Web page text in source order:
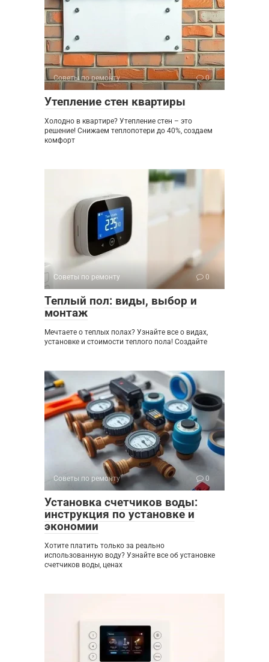
Советы по ремонту 0
Утепление стен квартиры
Холодно в квартире? Утепление стен – это
решение! Снижаем теплопотери до 40%, создаем
комфорт
Советы по ремонту 0
Теплый пол: виды, выбор и
монтаж
Мечтаете о теплых полах? Узнайте все о видах,
установке и стоимости теплого пола! Создайте
Советы по ремонту 0
Установка счетчиков воды:
инструкция по установке и
экономии
Хотите платить только за реально
использованную воду? Узнайте все об установке
счетчиков воды, ценах